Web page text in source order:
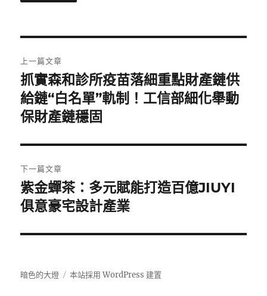
章
導
覽
上一篇文章
上
一
篇
章:
抓實森和診所疫苗落細重點財產鏈供
給鏈“白名單”軌制！工信部細化舉動
保財產鏈穩固
下一篇文章
下
一
文
紫金蟬茶：多元賦能打造百億JIUYI
俱意豪宅設計產業
暗色的大燈 本站採用 WordPress 建置